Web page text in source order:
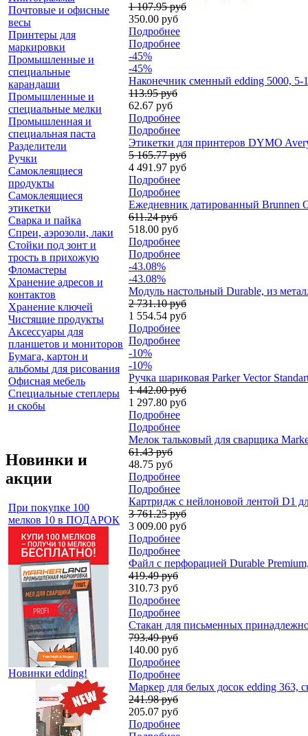
Почтовые и офисные
весы
Принтеры для
маркировки
Промышленные и
специальные
карандаши
Промышленные и
специальные мелки
Промышленная и
специальная паста
Разделители
Ручки
Самоклеящиеся
продукты
Самоклеящиеся
этикетки
Сварка и пайка
Спреи, аэрозоли, лаки
Стойки под зонт и
трость в прихожую
Фломастеры
Хранение адресов и
контактов
Хранение ключей
Чистящие продукты
Аксессуары для
планшетов и мониторов
Бумага, картон и
альбомы для рисования
Офисная мебель
Специальные степлеры
и скобы
Новинки и
акции
При покупке 100
мелков 10 в ПОДАРОК
Новинки edding!
1 107.95 руб
350.00 руб
Подробнее
Подробнее
-45%
-45%
Наконечник сменный edding 5000, 5-
113.95 руб
62.67 руб
Подробнее
Подробнее
Этикетки для принтеров DYMO
5 165.77 руб
4 491.97 руб
Подробнее
Подробнее
Ежедневник датированный
611.24 руб
518.00 руб
Подробнее
Подробнее
-43.08%
-43.08%
Модуль настольный Durable, из
2 731.10 руб
1 554.54 руб
Подробнее
Подробнее
-10%
-10%
Ручка шариковая Parker Vector
1 442.00 руб
1 297.80 руб
Подробнее
Подробнее
Мелок тальковый для сварщика
61.43 руб
48.75 руб
Подробнее
Подробнее
Картридж с нейлоновой лентой D1
3 761.25 руб
3 009.00 руб
Подробнее
Подробнее
Файл с перфорацией Durable
419.49 руб
310.73 руб
Подробнее
Подробнее
Стакан для письменных
793.49 руб
140.00 руб
Подробнее
Подробнее
Маркер для белых досок edding 363,
241.98 руб
205.07 руб
Подробнее